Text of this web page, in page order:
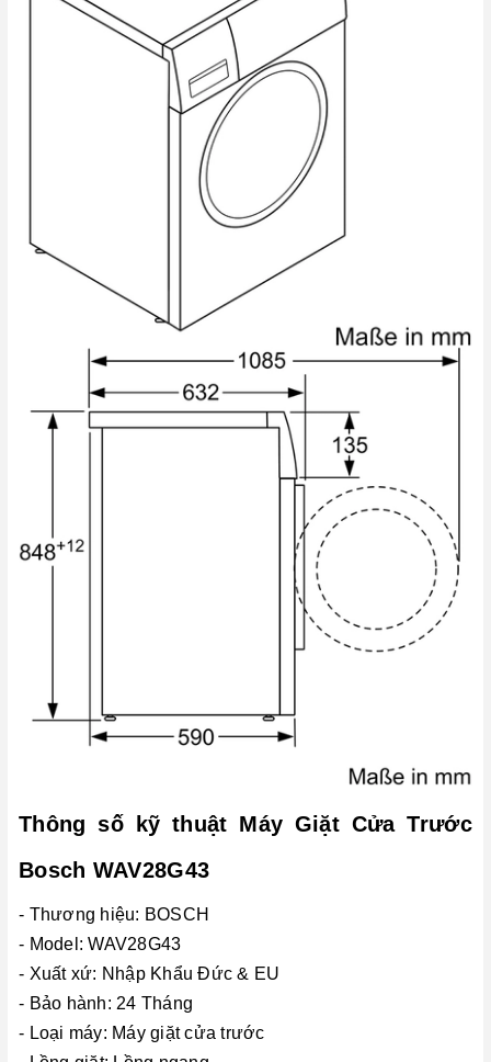
Thông số kỹ thuật Máy Giặt Cửa Trước
Bosch WAV28G43
- Thương hiệu: BOSCH
- Model: WAV28G43
- Xuất xứ: Nhập Khẩu Đức & EU
- Bảo hành: 24 Tháng
- Loại máy: Máy giặt cửa trước